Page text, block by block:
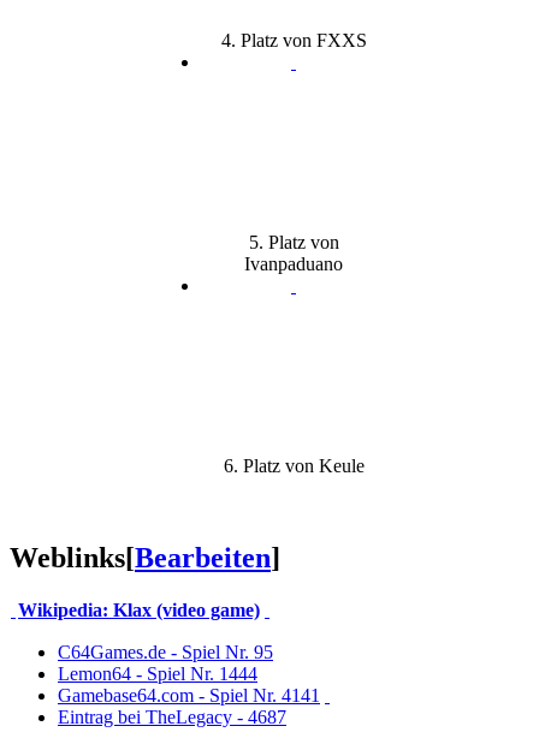
4. Platz von FXXS
5. Platz von
Ivanpaduano
6. Platz von Keule
Weblinks[Bearbeiten]
Wikipedia: Klax (video game)
C64Games.de - Spiel Nr. 95
Lemon64 - Spiel Nr. 1444
Gamebase64.com - Spiel Nr. 4141
Eintrag bei TheLegacy - 4687